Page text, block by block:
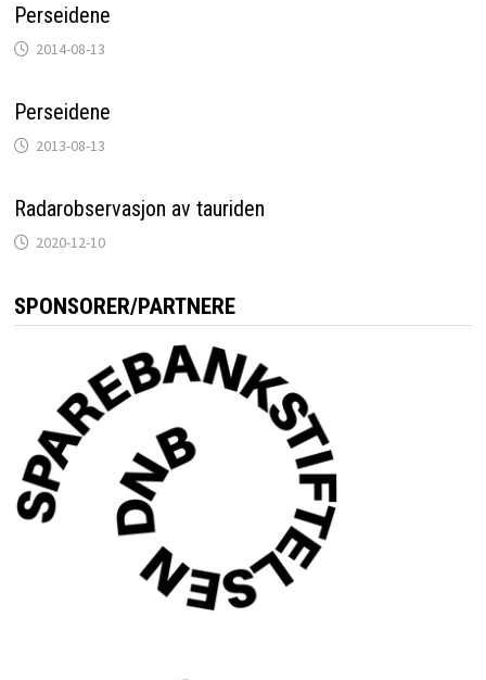
Perseidene
2014-08-13
Perseidene
2013-08-13
Radarobservasjon av tauriden
2020-12-10
SPONSORER/PARTNERE